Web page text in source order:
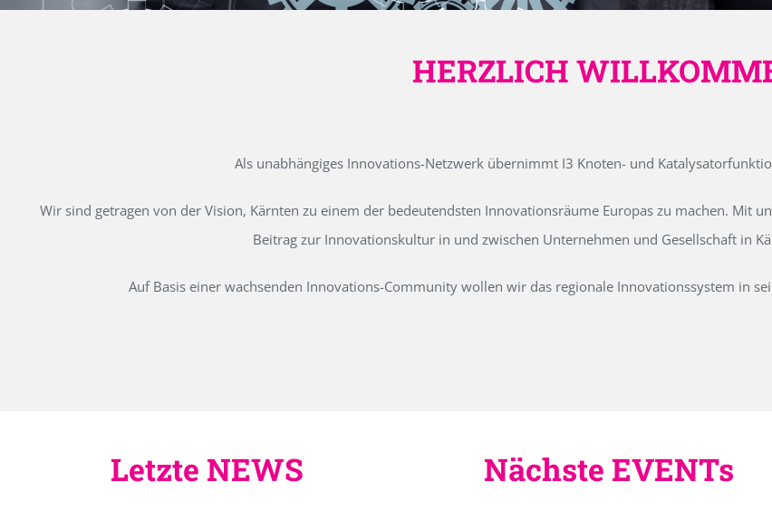
HERZLICH
Als unabhängiges Innovations-Netzwerk übernimmt I3 Knoten- und
Wir sind getragen von der Vision, Kärnten zu einem der bedeutendsten Innovationsräume Europas zu machen. Mit
Beitrag zur Innovationskultur in und zwischen Unternehmen und Gesellschaft in
Auf Basis einer wachsenden Innovations-Community wollen wir das regionale Innovationssystem in
Letzte NEWS Nächste EVENTs